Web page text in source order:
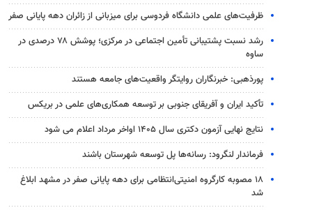
ظرفیت‌های علمی دانشگاه فردوسی برای میزبانی از زائران دهه پایانی صفر
رشد نسبت پشتیبانی تأمین اجتماعی در مرکزی؛ پوشش ۷۸ درصدی در
ساوه
پورذهبی: خبرنگاران روایتگر واقعیت‌های جامعه‌ هستند
تأکید ایران و آفریقای جنوبی بر توسعه همکاری‌های علمی در بریکس
نتایج نهایی آزمون دکتری سال ۱۴۰۵ اواخر مرداد اعلام می شود
فرماندار لنگرود: رسانه‌ها پل توسعه شهرستان باشند
۱۸ مصوبه کارگروه امنیتی‌انتظامی برای دهه پایانی صفر در مشهد ابلاغ
شد